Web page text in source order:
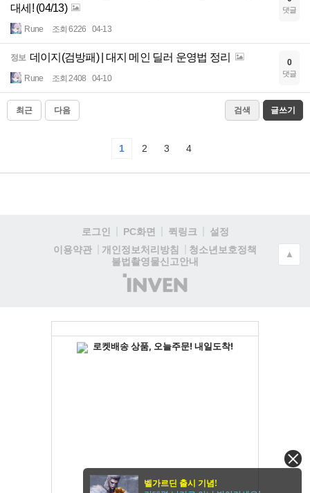
대세! (04/13)
Rune 조회 6226 04-13
댓글
정보 데이지(검방패) | 대지 메인 딜러 운영법 정리
Rune 조회 2408 04-10
0
댓글
최근 다음 검색 글쓰기
1 2 3 4
로그인 PC화면 퀵링크
설정
이용약관
개인정보처리방침
청소년보호정책
불법촬영물신고안내
(주)
인
▲
벨가르딘 출시 기념!